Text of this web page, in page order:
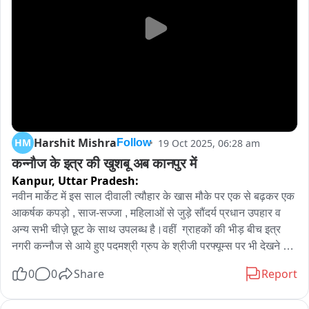
HM Harshit Mishra Follow 19 Oct 2025, 06:28 am
कन्नौज के इत्र की खुशबू अब कानपुर में
Kanpur, Uttar Pradesh:
नवीन मार्केट में इस साल दीवाली त्यौहार के खास मौके पर एक से बढ़कर एक
आकर्षक कपड़ो , साज-सज्जा , महिलाओं से जुड़े सौंदर्य प्रधान उपहार व
अन्य सभी चीज़े छूट के साथ उपलब्ध है।वहीं  ग्राहकों की भीड़ बीच इत्र
नगरी कन्नौज से आये हुए पदमश्री ग्रुप के श्रीजी परफ्यूम्स पर भी देखने को
गुणवत्ता वाले इत्र, गुलाबजल, कार- परफ्यूम्स, रूम फ्रेशनर व अन्य सभी
0 0 Share Report